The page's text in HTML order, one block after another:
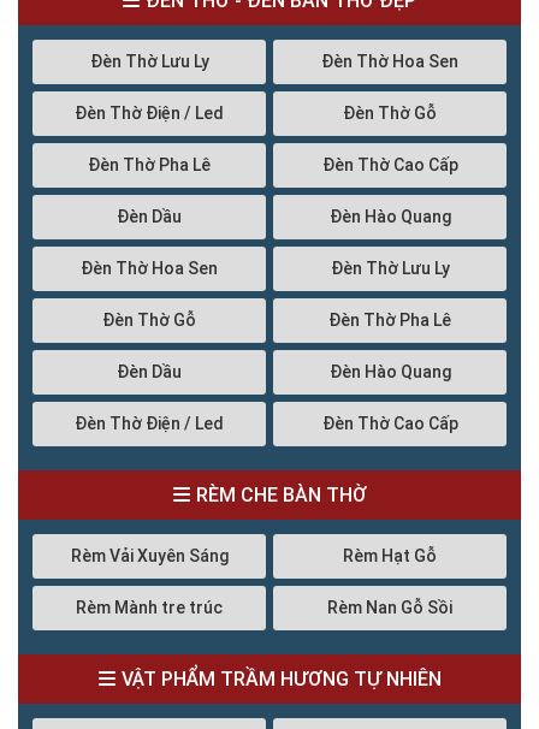
Đèn Thờ Lưu Ly Đèn Thờ Hoa Sen
Đèn Thờ Điện / Led Đèn Thờ Gỗ
Đèn Thờ Pha Lê Đèn Thờ Cao Cấp
Đèn Dầu Đèn Hào Quang
Đèn Thờ Hoa Sen Đèn Thờ Lưu Ly
Đèn Thờ Gỗ Đèn Thờ Pha Lê
Đèn Dầu Đèn Hào Quang
Đèn Thờ Điện / Led Đèn Thờ Cao Cấp
RÈM CHE BÀN THỜ
Rèm Vải Xuyên Sáng Rèm Hạt Gỗ
Rèm Mành tre trúc Rèm Nan Gỗ Sồi
VẬT PHẨM TRẦM HƯƠNG TỰ NHIÊN